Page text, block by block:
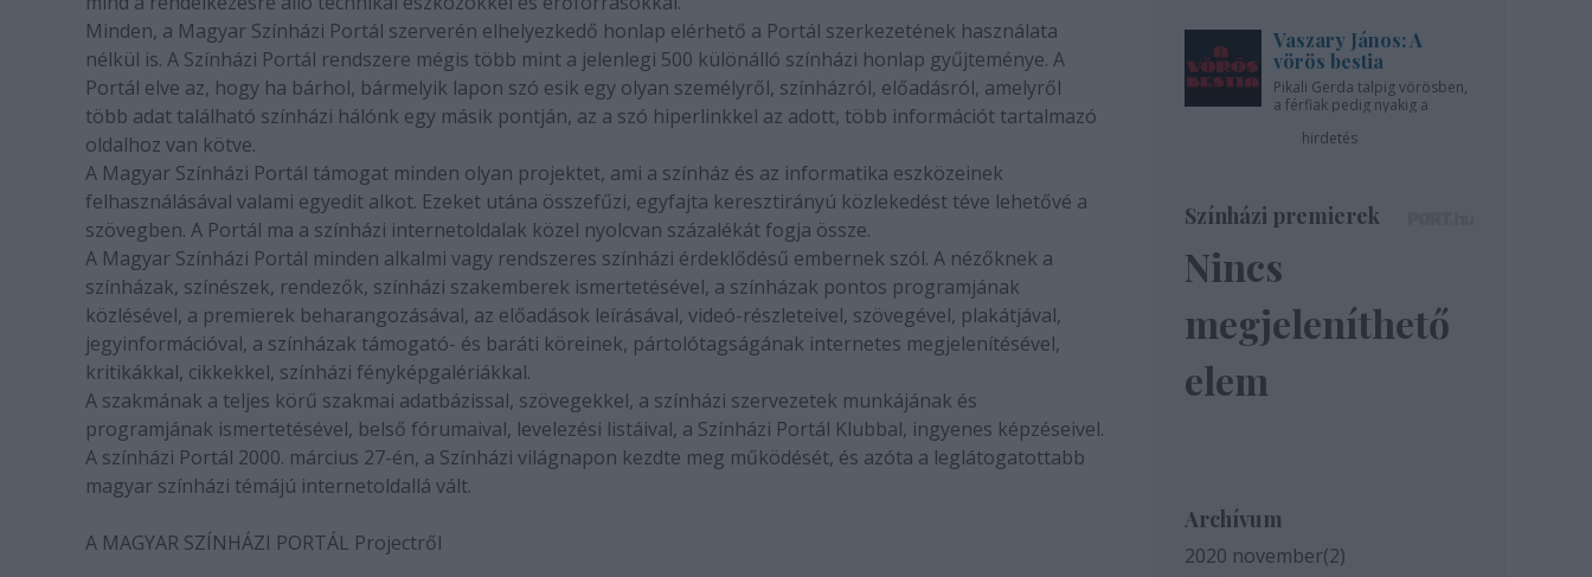
Minden, a Magyar Színházi Portál szerverén elhelyezkedő honlap elérhető a Portál szerkezetének használata
nélkül is. A Színházi Portál rendszere mégis több mint a jelenlegi 500 különálló színházi honlap gyűjteménye. A
Portál elve az, hogy ha bárhol, bármelyik lapon szó esik egy olyan személyről, színházról, előadásról, amelyről
több adat található színházi hálónk egy másik pontján, az a szó hiperlinkkel az adott, több információt tartalmazó
oldalhoz van kötve.
A Magyar Színházi Portál támogat minden olyan projektet, ami a színház és az informatika eszközeinek
felhasználásával valami egyedit alkot. Ezeket utána összefűzi, egyfajta keresztirányú közlekedést téve lehetővé a
szövegben. A Portál ma a színházi internetoldalak közel nyolcvan százalékát fogja össze.
A Magyar Színházi Portál minden alkalmi vagy rendszeres színházi érdeklődésű embernek szól. A nézőknek a
színházak, színészek, rendezők, színházi szakemberek ismertetésével, a színházak pontos programjának
közlésével, a premierek beharangozásával, az előadások leírásával, videó-részleteivel, szövegével, plakátjával,
jegyinformációval, a színházak támogató- és baráti köreinek, pártolótagságának internetes megjelenítésével,
kritikákkal, cikkekkel, színházi fényképgalériákkal.
A szakmának a teljes körű szakmai adatbázissal, szövegekkel, a színházi szervezetek munkájának és
programjának ismertetésével, belső fórumaival, levelezési listáival, a Színházi Portál Klubbal, ingyenes képzéseivel.
A színházi Portál 2000. március 27-én, a Színházi világnapon kezdte meg működését, és azóta a leglátogatottabb
magyar színházi témájú internetoldallá vált.
A MAGYAR SZÍNHÁZI PORTÁL Projectről
Vaszary János: A
vörös bestia
Pikali Gerda talpig vörösben,
a férfiak pedig nyakig a
hirdetés
Színházi premierek
Nincs
megjeleníthető
elem
Archívum
2020 november(2)